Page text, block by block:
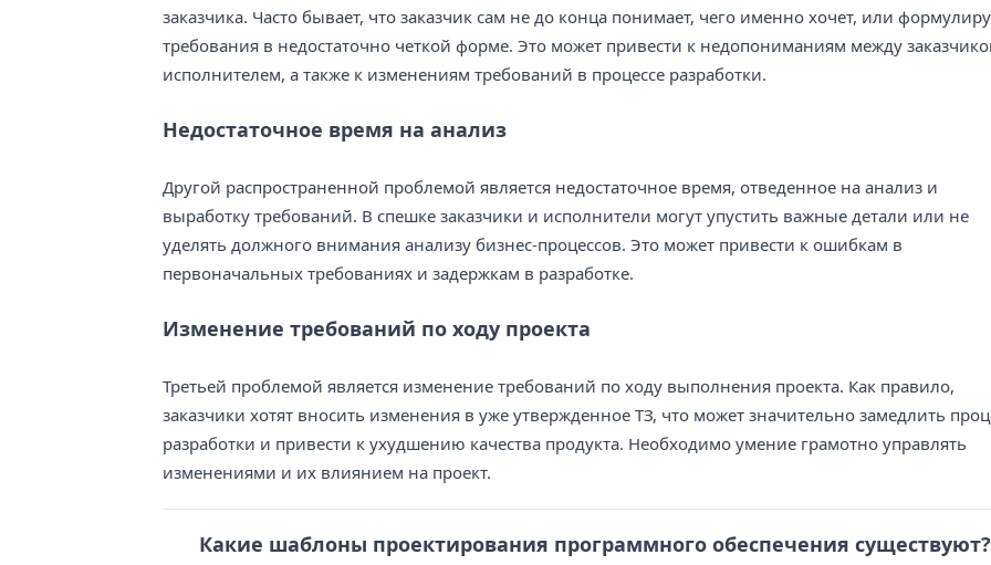
заказчика. Часто бывает, что заказчик сам не до конца понимает, чего именно хочет, или
требования в недостаточно четкой форме. Это может привести к недопониманиям между
исполнителем, а также к изменениям требований в процессе разработки.
Недостаточное время на анализ
Другой распространенной проблемой является недостаточное время, отведенное на анализ и
выработку требований. В спешке заказчики и исполнители могут упустить важные детали или не
уделять должного внимания анализу бизнес-процессов. Это может привести к ошибкам в
первоначальных требованиях и задержкам в разработке.
Изменение требований по ходу проекта
Третьей проблемой является изменение требований по ходу выполнения проекта. Как правило,
заказчики хотят вносить изменения в уже утвержденное ТЗ, что может значительно замедлить
разработки и привести к ухудшению качества продукта. Необходимо умение грамотно управлять
изменениями и их влиянием на проект.
Какие шаблоны проектирования программного обеспечения существуют?